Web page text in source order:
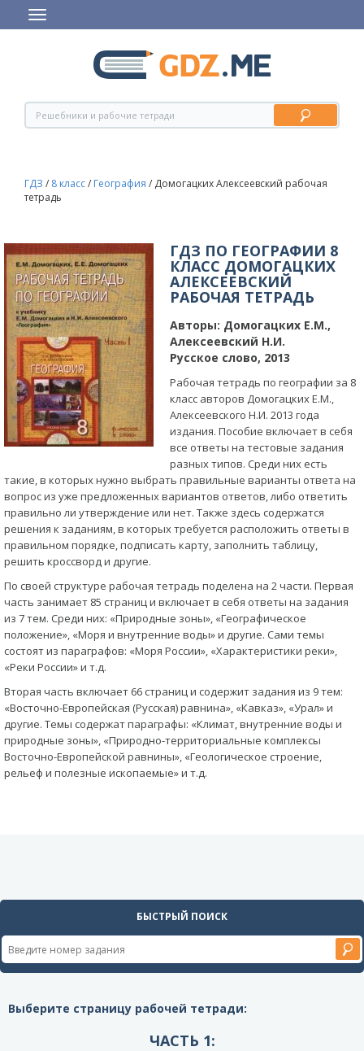
ГДЗ / 8 класс/ География / Домогацких Алексеевский рабочая
тетрадь
ГДЗ ПО ГЕОГРАФИИ 8
КЛАСС ДОМОГАЦКИХ
АЛЕКСЕЕВСКИЙ
РАБОЧАЯ ТЕТРАДЬ
Авторы: Домогацких Е.М.,
Алексеевский Н.И.
Русское слово, 2013
Рабочая тетрадь по географии за 8
класс авторов Домогацких Е.М.,
Алексеевского Н.И. 2013 года
издания. Пособие включает в себя
все ответы на тестовые задания
разных типов. Среди них есть
такие, в которых нужно выбрать правильные варианты ответа на
вопрос из уже предложенных вариантов ответов, либо ответить
правильно ли утверждение или нет. Также здесь содержатся
решения к заданиям, в которых требуется расположить ответы в
правильном порядке, подписать карту, заполнить таблицу,
решить кроссворд и другие.
По своей структуре рабочая тетрадь поделена на 2 части. Первая
часть занимает 85 страниц и включает в себя ответы на задания
из 7 тем. Среди них: «Природные зоны», «Географическое
положение», «Моря и внутренние воды» и другие. Сами темы
состоят из параграфов: «Моря России», «Характеристики реки»,
«Реки России» и т.д.
Вторая часть включает 66 страниц и содержит задания из 9 тем:
«Восточно-Европейская (Русская) равнина», «Кавказ», «Урал» и
другие. Темы содержат параграфы: «Климат, внутренние воды и
природные зоны», «Природно-территориальные комплексы
Восточно-Европейской равнины», «Геологическое строение,
рельеф и полезные ископаемые» и т.д.
БЫСТРЫЙ ПОИСК
Выберите страницу рабочей тетради:
ЧАСТЬ 1: